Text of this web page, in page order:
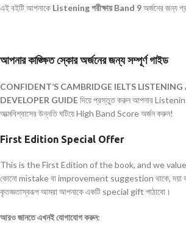
এই বইটি আপনাকে Listening পরীক্ষায় Band 9অর্জনের জন্য
আপনার কাঙ্ক্ষিত স্কোর অর্জনের জন্য সম্পূর্ণ গাইড
CONFIDENT’S CAMBRIDGE IELTS LISTENING
DEVELOPER GUIDEদিয়ে প্রস্তুত করুন আপনার
আত্মবিশ্বাসের উন্নতি ঘটিয়ে High Band Score অর্জন করুন!
First Edition Special Offer
This is the First Edition of the book, and we value
কোনো mistake বা improvement suggestion থাকে, দয়া
কৃতজ্ঞতাস্বরূপ আমরা আপনাকে একটি special gift পাঠাবো।
আরও জানতে এখনই যোগাযোগ করুন: